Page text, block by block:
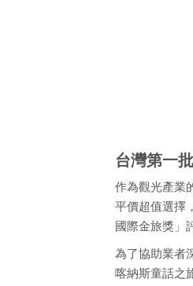
台灣第一
作為觀光產業
平價超值選擇
國際金旅獎」
為了協助業者
喀納斯童話之